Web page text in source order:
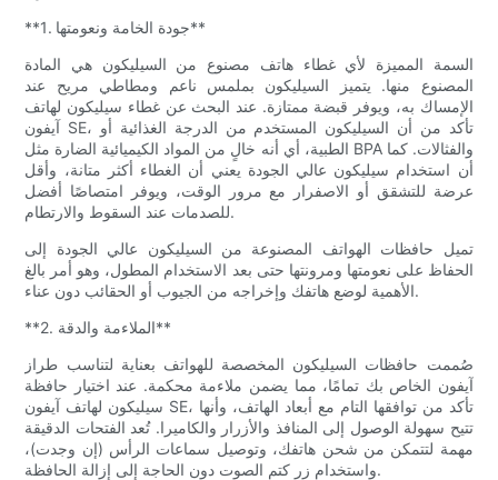
**1. جودة الخامة ونعومتها**
السمة المميزة لأي غطاء هاتف مصنوع من السيليكون هي المادة
المصنوع منها. يتميز السيليكون بملمس ناعم ومطاطي مريح عند
الإمساك به، ويوفر قبضة ممتازة. عند البحث عن غطاء سيليكون لهاتف
آيفون SE، تأكد من أن السيليكون المستخدم من الدرجة الغذائية أو
الطبية، أي أنه خالٍ من المواد الكيميائية الضارة مثل BPA والفثالات. كما
أن استخدام سيليكون عالي الجودة يعني أن الغطاء أكثر متانة، وأقل
عرضة للتشقق أو الاصفرار مع مرور الوقت، ويوفر امتصاصًا أفضل
للصدمات عند السقوط والارتطام.
تميل حافظات الهواتف المصنوعة من السيليكون عالي الجودة إلى
الحفاظ على نعومتها ومرونتها حتى بعد الاستخدام المطول، وهو أمر بالغ
الأهمية لوضع هاتفك وإخراجه من الجيوب أو الحقائب دون عناء.
**2. الملاءمة والدقة**
صُممت حافظات السيليكون المخصصة للهواتف بعناية لتناسب طراز
آيفون الخاص بك تمامًا، مما يضمن ملاءمة محكمة. عند اختيار حافظة
سيليكون لهاتف آيفون SE، تأكد من توافقها التام مع أبعاد الهاتف، وأنها
تتيح سهولة الوصول إلى المنافذ والأزرار والكاميرا. تُعد الفتحات الدقيقة
مهمة لتتمكن من شحن هاتفك، وتوصيل سماعات الرأس (إن وجدت)،
واستخدام زر كتم الصوت دون الحاجة إلى إزالة الحافظة.